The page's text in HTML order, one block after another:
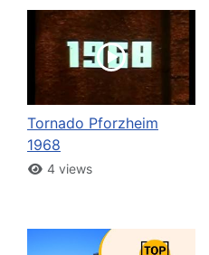
Tornado Pforzheim
1968
4 views